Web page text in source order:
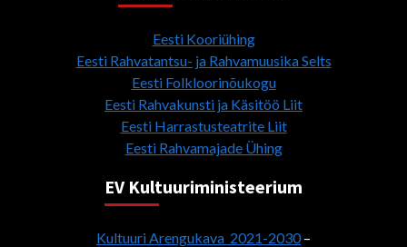
Eesti Kooriühing
Eesti Rahvatantsu- ja Rahvamuusika Selts
Eesti Folkloorinõukogu
Eesti Rahvakunsti ja Käsitöö Liit
Eesti Harrastusteatrite Liit
Eesti Rahvamajade Ühing
EV Kultuuriministeerium
Kultuuri Arengukava 2021-2030–